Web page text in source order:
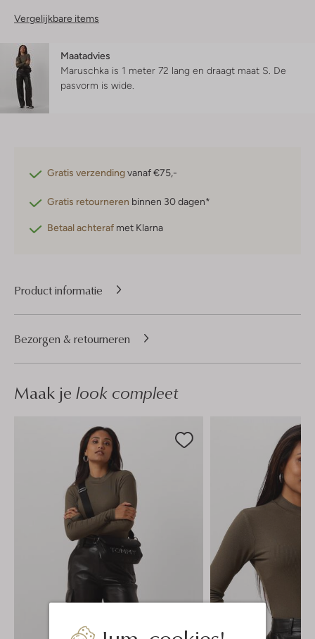
Vergelijkbare items
Maatadvies
Maruschka is 1 meter 72 lang en draagt maat S. De
pasvorm is wide
Gratis verzendingvanaf €75,-
Gratis retourneren binnen 30 dagen*
Betaal achteraf met Klarna
Product informatie
Bezorgen & retourneren
Maak je look compleet